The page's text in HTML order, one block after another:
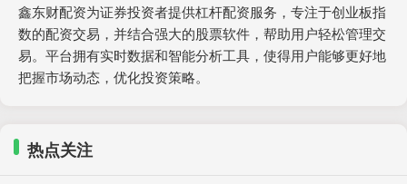
鑫东财配资为证券投资者提供杠杆配资服务，专注于创业板指
数的配资交易，并结合强大的股票软件，帮助用户轻松管理交
易。平台拥有实时数据和智能分析工具，使得用户能够更好地
把握市场动态，优化投资策略。
热点关注